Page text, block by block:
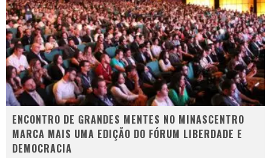
ENCONTRO DE GRANDES MENTES NO MINASCENTRO
MARCA MAIS UMA EDIÇÃO DO FÓRUM LIBERDADE E
DEMOCRACIA